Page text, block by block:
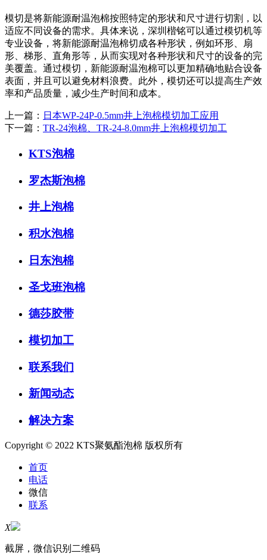
模切是将新能源耐温泡棉按照特定的形状和尺寸进行切割，以
适应不同设备的需求。具体来说，深圳楷铭可以通过模切机等
专业设备，将新能源耐温泡棉切成各种形状，例如环形、扇
形、梯形、直角形等，从而实现对各种形状和尺寸的设备的完
美覆盖。通过模切，新能源耐温泡棉可以更加精确地贴合设备
表面，并且可以避免材料浪费。此外，模切还可以提高生产效
率和产品质量，减少生产时间和成本。
上一篇： 日本WP-24P-0.5mm井上泡棉模切加工应用
下一篇： TR-24泡棉、TR-24-8.0mm井上泡棉模切加工
KTS泡棉
罗杰斯泡棉
井上泡棉
积水泡棉
日东泡棉
圣戈班泡棉
德莎胶带
模切加工
联系我们
新闻动态
解决方案
Copyright © 2022 KTS聚氨酯泡棉 版权所有
首页
电话
微信
联系
X
截屏，微信识别二维码